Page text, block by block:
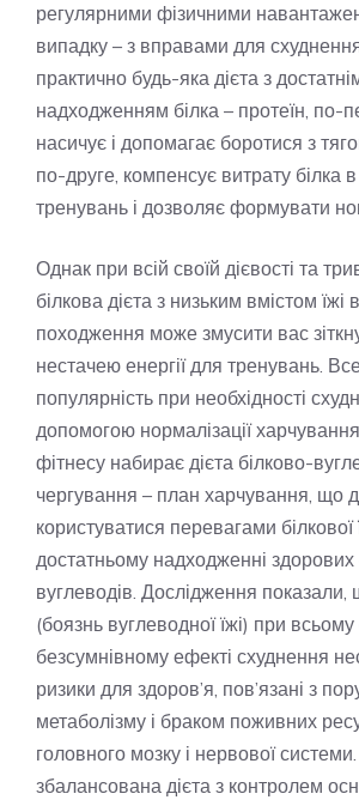
регулярними фізичними
випадку – з вправами для
практично будь-яка дієта з
надходженням білка – протеїн, по-
насичує і допомагає боротися з
по-друге, компенсує витрату білка в
тренувань і дозволяє формувати
Однак при всій своїй дієвості та
білкова дієта з низьким вмістом їжі
походження може змусити вас
нестачею енергії для тренувань.
популярність при необхідності
допомогою нормалізації
фітнесу набирає дієта білково-
чергування – план харчування, що
користуватися перевагами білкової
достатньому надходженні здорових
вуглеводів. Дослідження
(боязнь вуглеводної їжі) при
безсумнівному ефекті схуднення
ризики для здоров’я, пов’язані з
метаболізму і браком поживних
головного мозку і нервової
збалансована дієта з контролем